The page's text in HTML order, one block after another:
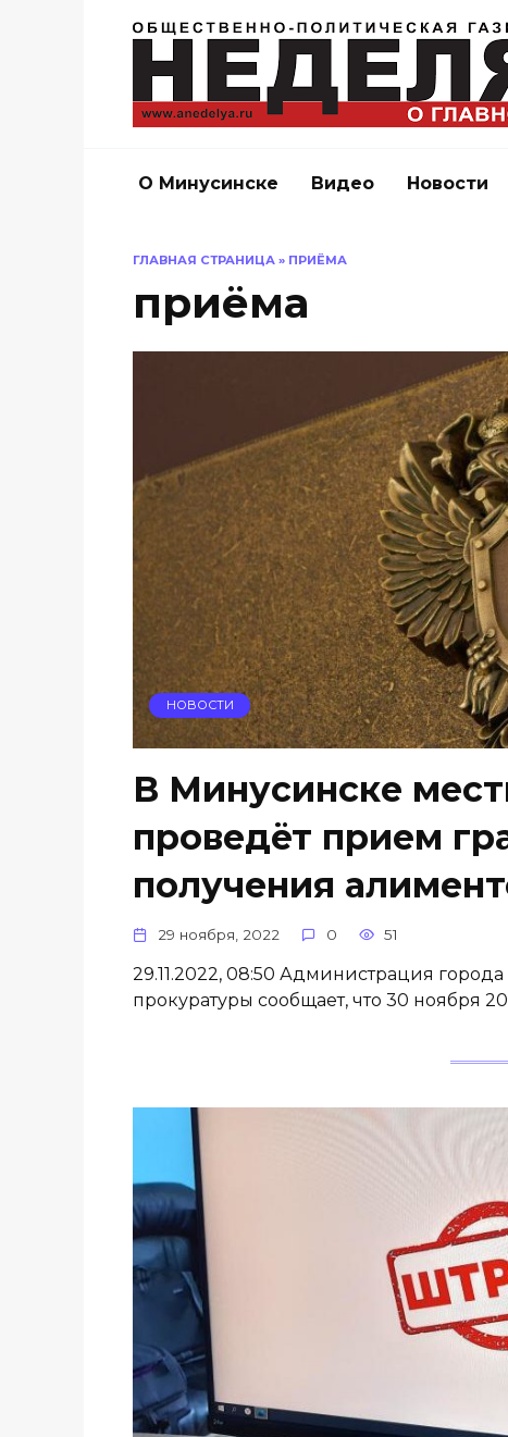
О Минусинске Видео Новости
ГЛАВНАЯ СТРАНИЦА » ПРИЁМА
приёма
НОВОСТИ
В Минусинске
проведёт прием
получения
29 ноября, 2022 0 51
29.11.2022, 08:50 Администрация
прокуратуры сообщает, что 30 ноября